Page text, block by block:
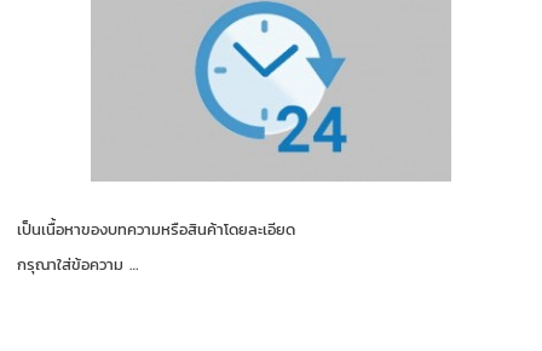
เป็นเนื้อหาของบทความหรือสินค้าโดยละเอียด
กรุณาใส่ข้อความ …